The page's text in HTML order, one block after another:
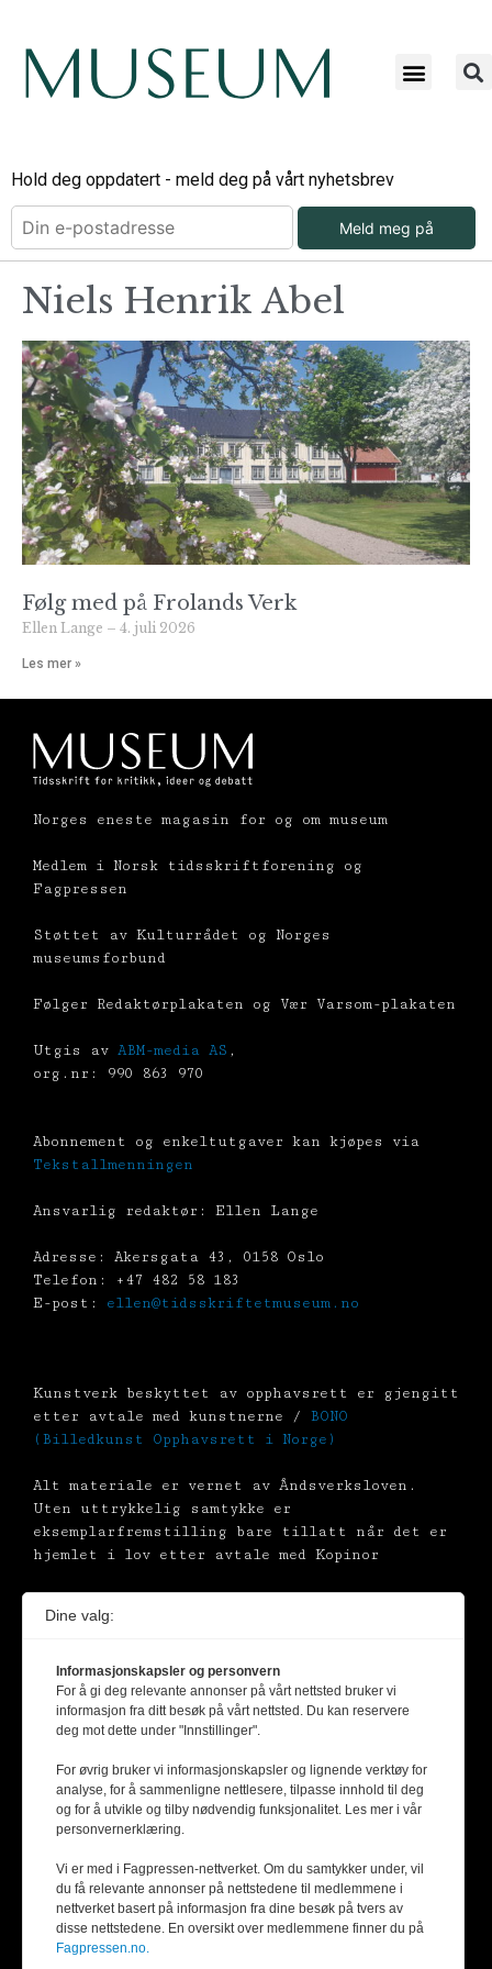
Hold deg oppdatert - meld deg på vårt nyhetsbrev
Meld meg på
Niels Henrik Abel
Følg med på Frolands Verk
Ellen Lange 4. juli 2026
Les mer »
Norges eneste magasin for og om museum
Medlem i Norsk tidsskriftforening og
Fagpressen
Støttet av Kulturrådet og Norges
museumsforbund
Følger Redaktørplakaten og Vær Varsom-plakaten
Utgis av ABM-media AS ,
org.nr: 990 863 970
Abonnement og enkeltutgaver kan kjøpes via
Tekstallmenningen
Ansvarlig redaktør: Ellen Lange
Adresse: Akersgata 43, 0158 Oslo
Telefon: +47 482 58 183
E-post: ellen@tidsskriftetmuseum.no
Kunstverk beskyttet av opphavsrett er gjengitt
etter avtale med kunstnerne / BONO
(Billedkunst Opphavsrett i Norge)
Alt materiale er vernet av Åndsverksloven.
Uten uttrykkelig samtykke er
eksemplarfremstilling bare tillatt når det er
hjemlet i lov etter avtale med Kopinor
Dine valg:
Informasjonskapsler og personvern
For å gi deg relevante annonser på vårt nettsted bruker vi
informasjon fra ditt besøk på vårt nettsted. Du kan reservere
deg mot dette under "Innstillinger".
For øvrig bruker vi informasjonskapsler og lignende verktøy for
analyse, for å sammenligne nettlesere, tilpasse innhold til deg
og for å utvikle og tilby nødvendig funksjonalitet. Les mer i vår
personvernerklæring.
Vi er med i Fagpressen-nettverket. Om du samtykker under, vil
du få relevante annonser på nettstedene til medlemmene i
nettverket basert på informasjon fra dine besøk på tvers av
disse nettstedene. En oversikt over medlemmene finner du på
Fagpressen.no.